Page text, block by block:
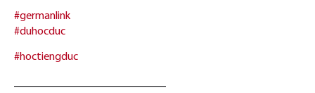
#germanlink
#duhocduc
#hoctiengduc